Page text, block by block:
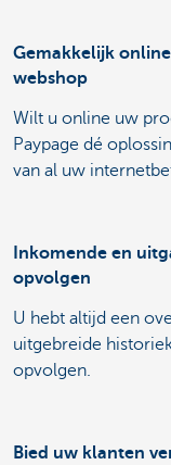
Gemakkelijk
webshop
Wilt u online uw
Paypage dé
van al uw
Inkomende en
opvolgen
U hebt altijd een
uitgebreide
opvolgen.
Bied uw klanten